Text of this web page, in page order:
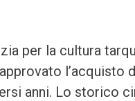
per la cultura
l’acquisto
anni. Lo storico